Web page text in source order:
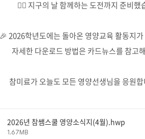
🙋‍♂️ 지구의 날 함께하는 도전까지 준비했
🎉 2026학년도에는 돌아온 영양교육 활동지
자세한 다운로드 방법은 카드뉴스를 참고
참미료가 오늘도 모든 영양선생님을 응원
2026년 참쌤스쿨 영양소식지(4월).hwp
1.67MB